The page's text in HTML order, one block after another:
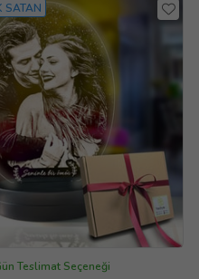
SATAN
Teslimat Seçeneği